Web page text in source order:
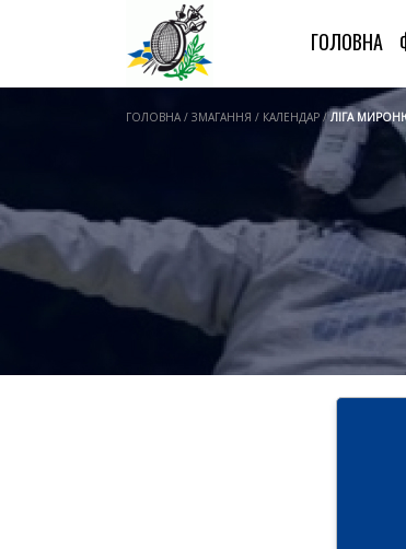
ГОЛОВНА
ГОЛОВНА / ЗМАГАННЯ / КАЛЕНДАР / ЛІГА